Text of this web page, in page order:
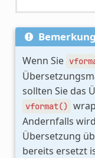
Bemerkung
Wenn Sie
sollten Sie das
vformat()
Andernfalls
Übersetzung
bereits ersetzt